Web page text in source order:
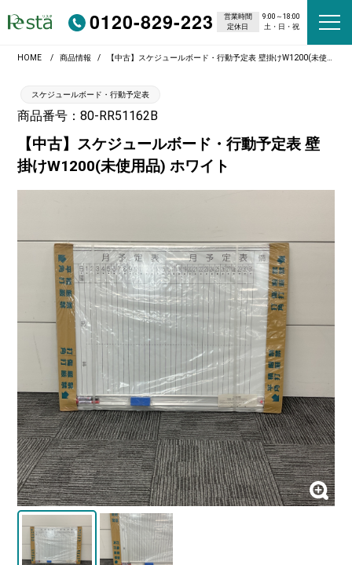
0120-829-223 営業時間
9:00～18:00
定休日
土・日・祝
HOME 商品情報 【中古】スケジュールボード・行動予定表 壁掛けW1200(未使用品) ホワイト
スケジュールボード・行動予定表
商品番号：80-RR51162B
【中古】スケジュールボード・行動予定表 壁
掛けW1200(未使用品) ホワイト